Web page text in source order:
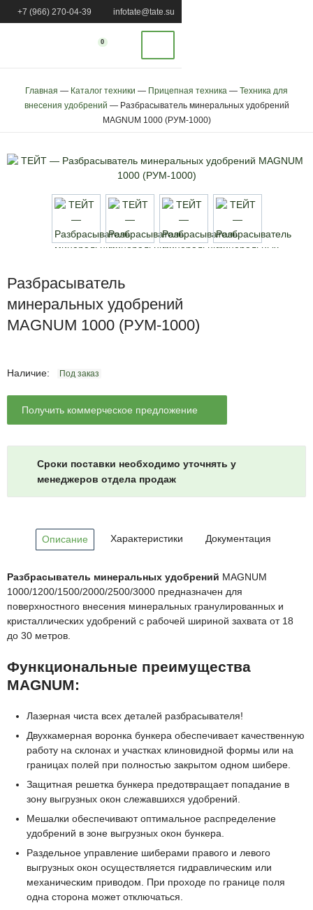
+7 (966) 270-04-39 infotate@tate.su
0
Главная — Каталог техники — Прицепная техника — Техника для
внесения удобрений — Разбрасыватель минеральных удобрений
MAGNUM 1000 (РУМ-1000)
Разбрасыватель
минеральных удобрений
MAGNUM 1000 (РУМ-1000)
Наличие: Под заказ
Получить коммерческое предложение
Сроки поставки необходимо уточнять у
менеджеров отдела продаж
Описание Характеристики Документация
Разбрасыватель минеральных удобрений MAGNUM
1000/1200/1500/2000/2500/3000 предназначен для
поверхностного внесения минеральных гранулированных и
кристаллических удобрений с рабочей шириной захвата от 18
до 30 метров.
Функциональные преимущества
MAGNUM:
Лазерная чиста всех деталей разбрасывателя!
Двухкамерная воронка бункера обеспечивает качественную
работу на склонах и участках клиновидной формы или на
границах полей при полностью закрытом одном шибере.
Защитная решетка бункера предотвращает попадание в
зону выгрузных окон слежавшихся удобрений.
Мешалки обеспечивают оптимальное распределение
удобрений в зоне выгрузных окон бункера.
Раздельное управление шиберами правого и левого
выгрузных окон осуществляется гидравлическим или
механическим приводом. При проходе по границе поля
одна сторона может отключаться.